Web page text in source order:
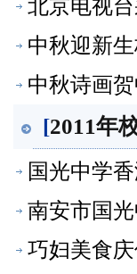
北京电视
中秋迎新
态】
中秋诗画
[2011年
国光中学
南安市国
巧妇美食